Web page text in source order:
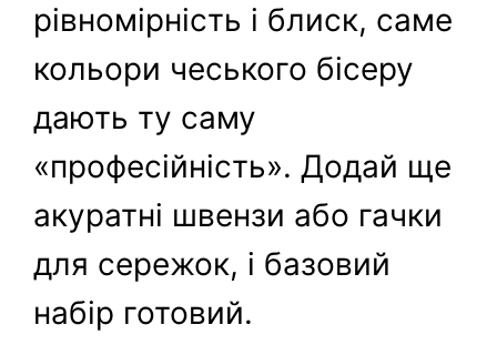
рівномірність і блиск, саме
кольори чеського бісеру
дають ту саму
«професійність». Додай ще
акуратні швензи або гачки
для сережок, і базовий
набір готовий.